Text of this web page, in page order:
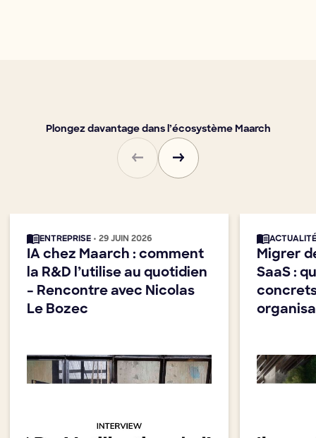
Plongez davantage dans l’écosystème Maarch
ENTREPRISE • 29 JUIN 2026
IA chez Maarch : comment
la R&D l’utilise au quotidien
– Rencontre avec Nicolas
Le Bozec
Migrer
SaaS :